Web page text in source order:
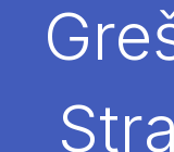
NAJAM